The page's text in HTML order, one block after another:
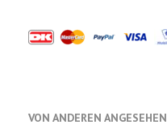
VON ANDEREN ANGESEHEN